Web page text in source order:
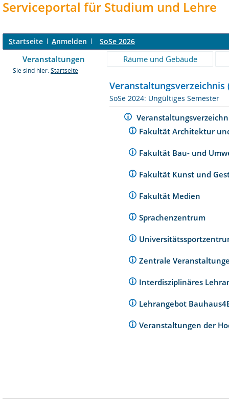
Serviceportal für Studium und Lehre
Startseite Anmelden SoSe 2026
Veranstaltungen Räume und Gebäude
Sie sind hier: Startseite
Veranstaltungsverzeichnis
SoSe 2024: Ungültiges Semester
Fakultät Architektur
Fakultät Bau- und
Fakultät Kunst und
Fakultät Medien
Sprachenzentrum
Zentrale
Interdisziplinäres
Lehrangebot
Veranstaltungen der